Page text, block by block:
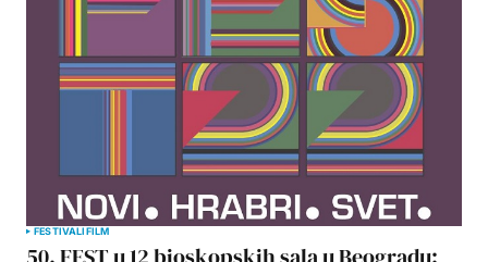
FESTIVALIFILM